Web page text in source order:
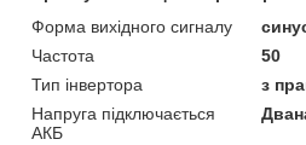
Форма вихідного сигналу
Частота
50
Тип інвертора
з
Напруга підключається
АКБ